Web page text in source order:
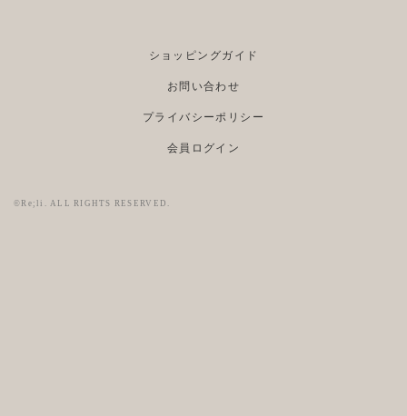
ショッピングガイド
お問い合わせ
プライバシーポリシー
会員ログイン
©Re;li. ALL RIGHTS RESERVED.